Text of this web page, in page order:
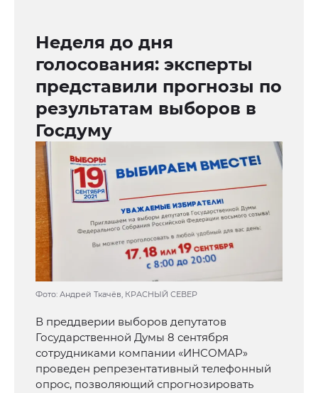
Неделя до дня
голосования: эксперты
представили прогнозы по
результатам выборов в
Госдуму
Фото: Андрей Ткачёв, КРАСНЫЙ СЕВЕР
В преддверии выборов депутатов
Государственной Думы 8 сентября
сотрудниками компании «ИНСОМАР»
проведен репрезентативный телефонный
опрос, позволяющий спрогнозировать